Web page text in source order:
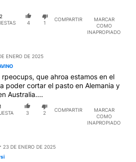
2
4 1
COMPARTIR
MARCAR
COMO
INAPROPIADO
ENERO DE 2025
rpeocups, que ahroa estamos en el
poder cortar el pasto en Alemania y
Australia....
3 2
COMPARTIR
MARCAR
COMO
INAPROPIADO
23 DE ENERO DE 2025